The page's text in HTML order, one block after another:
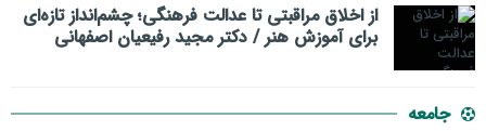
از اخلاق مراقبتی تا عدالت فرهنگی؛ چشم‌انداز تازه‌ای
برای آموزش هنر / دکتر مجید رفیعیان اصفهانی
جامعه